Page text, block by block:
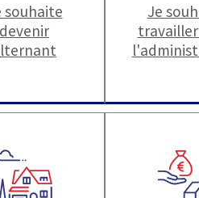
souhaite
devenir
Je